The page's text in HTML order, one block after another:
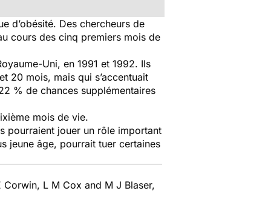
d’obésité. Des chercheurs de
cours des cinq premiers mois de
Uni, en 1991 et 1992. Ils
20 mois, mais qui s’accentuait
% de chances supplémentaires
mois de vie.
pourraient jouer un rôle important
jeune âge, pourrait tuer certaines
Corwin, L M Cox and M J Blaser,